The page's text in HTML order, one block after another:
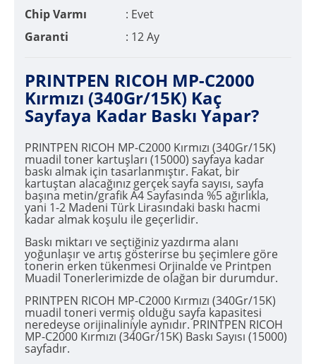
Chip Varmı
: Evet
Garanti
: 12 Ay
PRINTPEN RICOH MP-C2000
Kırmızı (340Gr/15K) Kaç
Sayfaya Kadar Baskı Yapar?
PRINTPEN RICOH MP-C2000 Kırmızı (340Gr/15K)
muadil toner kartuşları (15000) sayfaya kadar
baskı almak için tasarlanmıştır. Fakat, bir
kartuştan alacağınız gerçek sayfa sayısı, sayfa
başına metin/grafik A4 Sayfasında %5 ağırlıkla,
yani 1-2 Madeni Türk Lirasındaki baskı hacmi
kadar almak koşulu ile geçerlidir.
Baskı miktarı ve seçtiğiniz yazdırma alanı
yoğunlaşır ve artış gösterirse bu şeçimlere göre
tonerin erken tükenmesi Orjinalde ve Printpen
Muadil Tonerlerimizde de olağan bir durumdur.
PRINTPEN RICOH MP-C2000 Kırmızı (340Gr/15K)
muadil toneri vermiş olduğu sayfa kapasitesi
neredeyse orijinaliniyle aynıdır. PRINTPEN RICOH
MP-C2000 Kırmızı (340Gr/15K) Baskı Sayısı (15000)
sayfadır.